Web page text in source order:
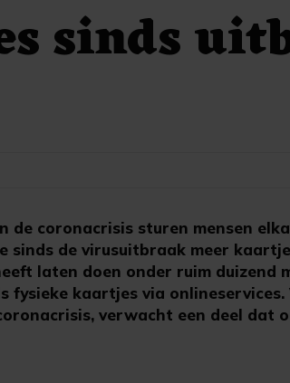
sinds
de coronacrisis sturen mensen
sinds de virusuitbraak meer
laten doen onder ruim duizend
fysieke kaartjes via onlineservices.
verwacht een deel dat